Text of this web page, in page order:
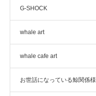
G-SHOCK
whale art
whale cafe art
お世話になっている鯨関係様